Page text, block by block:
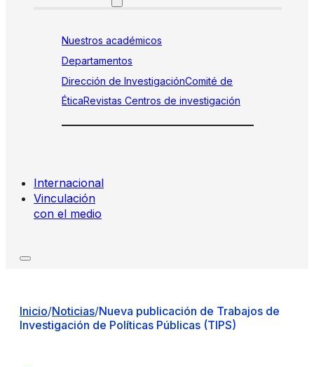
Nuestros académicos
Departamentos
Dirección de InvestigaciónComité de
ÉticaRevistas Centros de investigación
Internacional
Vinculación
con el medio
Inicio/Noticias/Nueva publicación de Trabajos de
Investigación de Políticas Públicas (TIPS)